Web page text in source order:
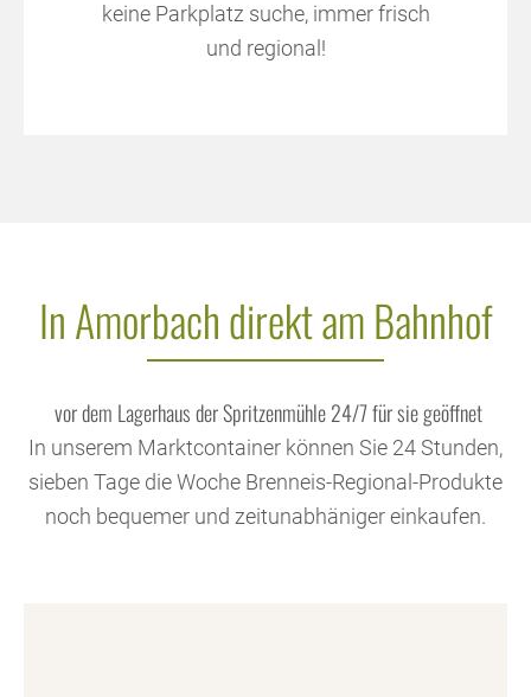
keine Parkplatz suche, immer frisch
und regional!
In Amorbach direkt am Bahnhof
vor dem Lagerhaus der Spritzenmühle 24/7 für sie geöffnet
In unserem Marktcontainer können Sie 24 Stunden,
sieben Tage die Woche Brenneis-Regional-Produkte
noch bequemer und zeitunabhäniger einkaufen.